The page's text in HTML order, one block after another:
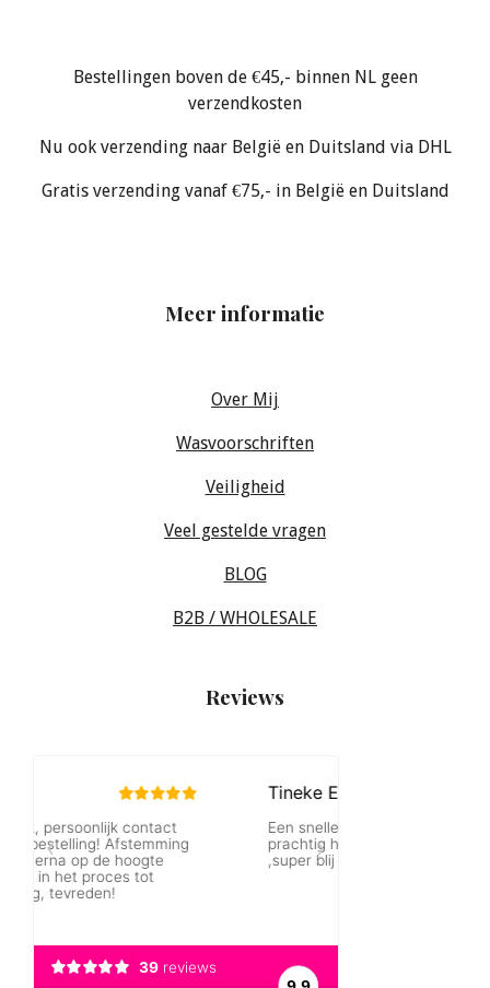
Bestellingen boven de €45,- binnen NL geen
verzendkosten
Nu ook verzending naar België en Duitsland via DHL
Gratis verzending vanaf €75,- in België en Duitsland
Meer informatie
Over Mij
Wasvoorschriften
Veiligheid
Veel gestelde vragen
BLOG
B2B / WHOLESALE
Reviews